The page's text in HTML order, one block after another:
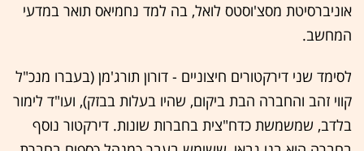
אוניברסיטת מסצ'וסטס לואל, בה למד נחמיאס תואר במדעי
המחשב.
לסימד שני דירקטורים חיצוניים - דורון תורג'מן (בעברו מנכ"ל
קווי זהב והחברה הבת ביקום, שהיו בעלות בבזק), ועו"ד לימור
בלדב, שמשמשת כדח"צית בחברות שונות. דירקטור נוסף